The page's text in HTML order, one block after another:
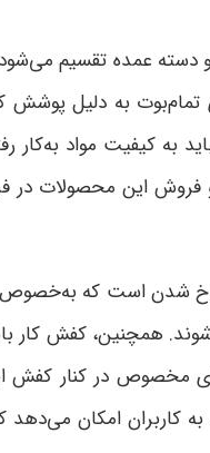
دسته عمده تقسیم
به دلیل پوشش
کیفیت مواد به‌کار
این محصولات در
شدن است که به‌خصوص
همچنین، کفش کار
مخصوص در کنار کفش
کاربران امکان